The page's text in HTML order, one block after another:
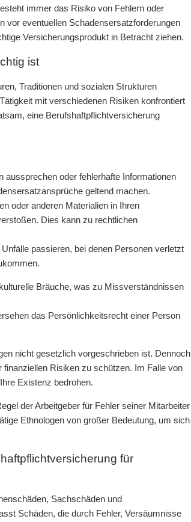
immer das Risiko von Fehlern oder
vor eventuellen Schadensersatzforderungen
Versicherungsprodukt in Betracht ziehen.
ist
Traditionen und sozialen Strukturen
mit verschiedenen Risiken konfrontiert
eine Berufshaftpflichtversicherung
aussprechen oder fehlerhafte Informationen
geltend machen.
oder anderen Materialien in Ihren
Dies kann zu rechtlichen
passieren, bei denen Personen verletzt
Bräuche, was zu Missverständnissen
das Persönlichkeitsrecht einer Person
nicht gesetzlich vorgeschrieben ist. Dennoch
Risiken zu schützen. Im Falle von
Existenz bedrohen.
der Arbeitgeber für Fehler seiner Mitarbeiter
Ethnologen von großer Bedeutung, um sich
für
Sachschäden und
Schäden, die durch Fehler, Versäumnisse